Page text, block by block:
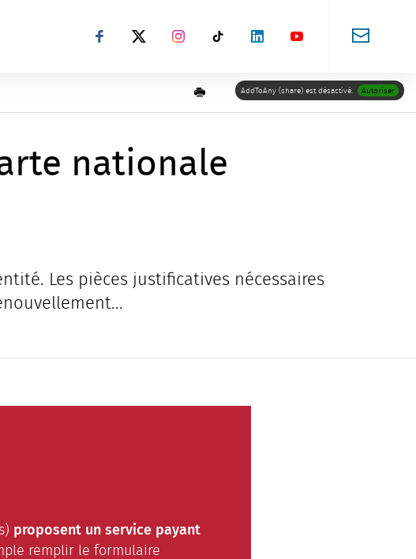
Suivez-nous sur Facebook
Suivez-nous sur X
Suivez-nous sur Instagram
Suivez-nous sur TikTok
Suivez-nous sur LinkedIn
Suivez-nous sur
ImprimerAddToAny (share) est désactivé. Autoriser
nationale
Les pièces justificatives nécessaires
proposent un service payant
remplir le formulaire